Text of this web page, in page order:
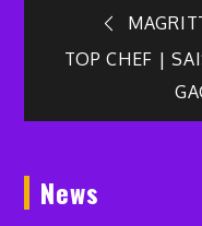
TOP CHEF |
News